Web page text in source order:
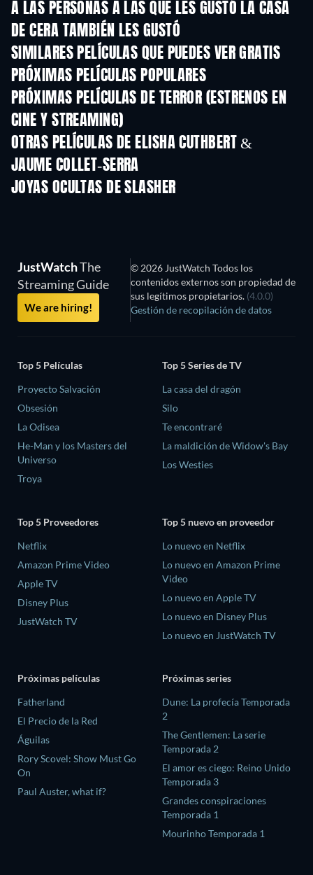
A LAS PERSONAS A LAS QUE LES GUSTÓ LA CASA
DE CERA TAMBIÉN LES GUSTÓ
SIMILARES PELÍCULAS QUE PUEDES VER GRATIS
PRÓXIMAS PELÍCULAS POPULARES
PRÓXIMAS PELÍCULAS DE TERROR (ESTRENOS EN
CINE Y STREAMING)
OTRAS PELÍCULAS DE ELISHA CUTHBERT &
JAUME COLLET-SERRA
JOYAS OCULTAS DE SLASHER
JustWatchThe
Streaming Guide
We are hiring!
© 2026 JustWatch Todos los
contenidos externos son propiedad de
sus legítimos propietarios. (4.0.0)
Gestión de recopilación de datos
Top 5 Películas
Proyecto Salvación
Obsesión
La Odisea
He-Man y los Masters del
Universo
Troya
Top 5 Series de TV
La casa del dragón
Silo
Te encontraré
La maldición de Widow's Bay
Los Westies
Top 5 Proveedores
Netflix
Amazon Prime Video
Apple TV
Disney Plus
JustWatch TV
Top 5 nuevo en proveedor
Lo nuevo en Netflix
Lo nuevo en Amazon Prime
Video
Lo nuevo en Apple TV
Lo nuevo en Disney Plus
Lo nuevo en JustWatch TV
Próximas películas
Fatherland
El Precio de la Red
Águilas
Rory Scovel: Show Must Go
On
Paul Auster, what if?
Próximas series
Dune: La profecía Temporada
2
The Gentlemen: La serie
Temporada 2
El amor es ciego: Reino Unido
Temporada 3
Grandes conspiraciones
Temporada 1
Mourinho Temporada 1